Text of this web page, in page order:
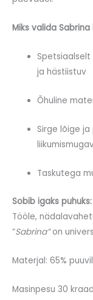
Miks valida Sabrina
ja hästiistuv
Õhuline
Sirge lõige
Taskutega
Sobib igaks puhuks:
Tööle,
“Sabrina”on
Materjal: 65%
Masinpesu 30